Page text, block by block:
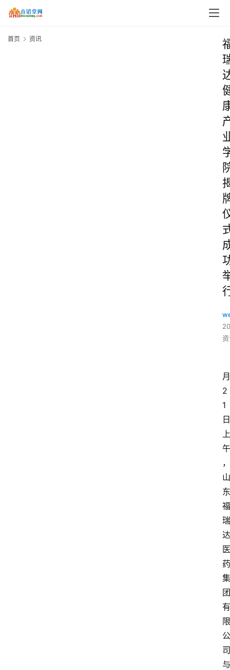
首页 资讯
月
2
1
日
上
午
，
山
东
福
瑞
达
医
药
集
团
有
限
公
司
与